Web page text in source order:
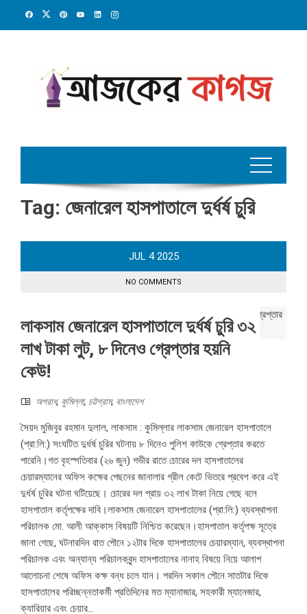
Tag: জেনারেল হাসপাতালে দুর্ধর্ষ চুরি
JUL 4 2025
NO COMMENTS
লাকসাম জেনারেল হাসপাতালে দুর্ধর্ষ চুরি ৩২
লাখ টাকা লুট, ৮ দিনেও গ্রেপ্তার হয়নি
কেউ!
অপরাধ, কুমিল্লা, চট্টগ্রাম, বাংলাদেশ
সৈয়দ মুজিবুর রহমান দুলাল, লাকসাম : কুমিল্লার লাকসাম জেনারেল হাসপাতালে
(প্রা:লি:) সংঘটিত দুর্ধর্ষ চুরির ঘটনায় ৮ দিনেও পুলিশ কাউকে গ্রেপ্তার করতে
পারেনি।গত বৃহস্পতিবার (২৬ জুন) গভীর রাতে চোরের দল হাসপাতালের
চেয়ারম্যানের অফিস কক্ষের পেছনের জানালার গ্রীল কেটে ভিতরে প্রবেশ করে এই
দুর্ধর্ষ চুরির ঘটনা ঘটিয়েছে। চোরের দল প্রায় ৩২ লাখ টাকা নিয়ে গেছে বলে
হাসপাতাল কর্তৃপক্ষের দাবি।লাকসাম জেনারেল হাসপাতালের (প্রা:লি:) ব্যবস্থাপনা
পরিচালক মো. আলী আক্কাস বিষয়টি নিশ্চিত করেছেন।হাসপাতাল কর্তৃপক্ষ সূত্রে
জানা গেছে, ঘটনারদিন রাত পৌনে ১২টার দিকে হাসপাতালের চেয়ারম্যান, ব্যবস্থাপনা
পরিচালক এবং অন্যান্য পরিচালকবৃন্দ হাসপাতালের নানাহ বিষয়ে নিয়ে আলাপ
আলোচনা শেষে অফিস কক্ষ বন্ধ চলে যান। পরদিন সকাল পৌনে সাতটার দিকে
হাসপাতালের পরিচ্ছন্নতাকর্মী প্রতিদিনের মত ম্যানাজার, সহকারী ম্যানেজার,
ক্যারিয়ার এবং চেয়ার...